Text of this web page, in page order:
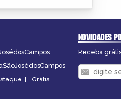
| Grátis
NOVIDADES
Receba